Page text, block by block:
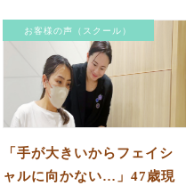
お客様の声（スクール）
「手が大きいからフェイシ
ャルに向かない…」47歳現